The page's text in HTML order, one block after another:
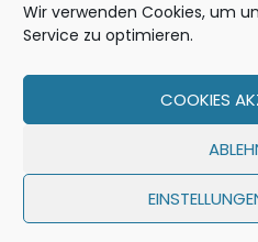
Wir verwenden Cookies, um
Service zu optimieren.
COOKIES